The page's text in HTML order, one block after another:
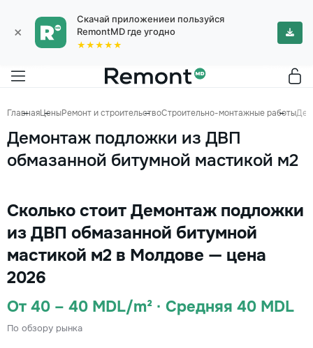
×
Скачай приложениеи пользуйся
RemontMD где угодно
★★★★★
ГлавнаяЦеныРемонт и строительствоСтроительно-монтажные работы
Демонтаж подложки из ДВП
обмазанной битумной мастикой м2
Сколько стоит Демонтаж подложки
из ДВП обмазанной битумной
мастикой м2 в Молдове — цена
2026
От 40 – 40 MDL/m² · Средняя 40 MDL
По обзору рынка